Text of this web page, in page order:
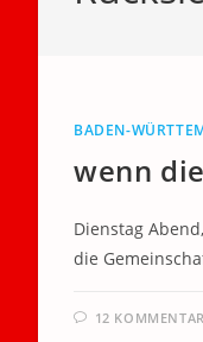
BADEN-
wenn
Dienstag
die
12